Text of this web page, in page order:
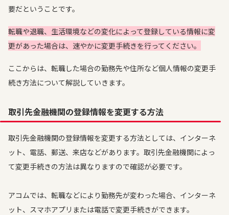
要だということです。
転職や退職、生活環境などの変化によって登録している情報に変
更があった場合は、速やかに変更手続きを行ってください。
ここからは、転職した場合の勤務先や住所など個人情報の変更手
続き方法について解説していきます。
取引先金融機関の登録情報を変更する方法
取引先金融機関の登録情報を変更する方法としては、インターネ
ット、電話、郵送、来店などがあります。取引先金融機関によっ
て変更手続きの方法は異なりますので確認が必要です。
アコムでは、転職などにより勤務先が変わった場合、インターネ
ット、スマホアプリまたは電話で変更手続きができます。